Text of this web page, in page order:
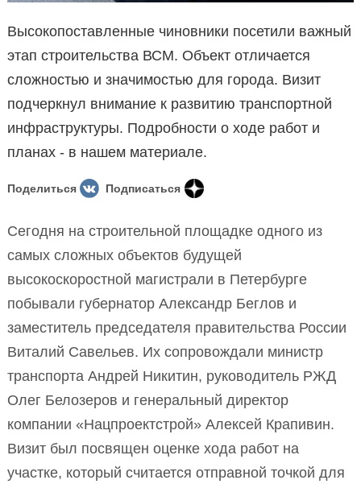
Высокопоставленные чиновники посетили важный
этап строительства ВСМ. Объект отличается
сложностью и значимостью для города. Визит
подчеркнул внимание к развитию транспортной
инфраструктуры. Подробности о ходе работ и
планах - в нашем материале.
Поделиться Подписаться
Сегодня на строительной площадке одного из
самых сложных объектов будущей
высокоскоростной магистрали в Петербурге
побывали губернатор Александр Беглов и
заместитель председателя правительства России
Виталий Савельев. Их сопровождали министр
транспорта Андрей Никитин, руководитель РЖД
Олег Белозеров и генеральный директор
компании «Нацпроектстрой» Алексей Крапивин.
Визит был посвящен оценке хода работ на
участке, который считается отправной точкой для